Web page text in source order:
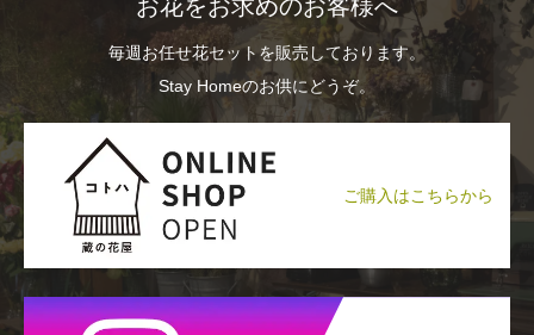
お花をお求めのお客様へ
毎週お任せ花セットを販売しております。
Stay Homeのお供にどうぞ。
ご購入はこちらから